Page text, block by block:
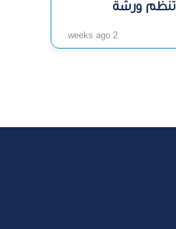
تنظم ورشة
2 weeks ago